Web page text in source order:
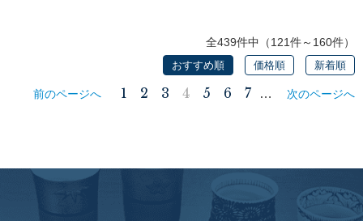
全439件中（121件～160件）
おすすめ順 価格順 新着順
前のページへ 1 2 3 4 5 6 7 … 次のページへ